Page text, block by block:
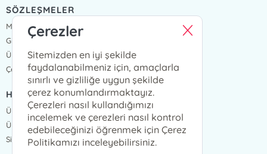
SÖZLEŞMELER
Mesafeli Satış Sözleşmesi
Gizlilik Sözleşmesi
Üyelik Sözleşmesi
Çerez Politikası
HIZLI ERİŞİM
Üye Ol
Üye Giriş
Sipariş Takip
Çerezler
Sitemizden en iyi şekilde
faydalanabilmeniz için, amaçlarla
sınırlı ve gizliliğe uygun şekilde
çerez konumlandırmaktayız.
Çerezleri nasıl kullandığımızı
incelemek ve çerezleri nasıl kontrol
edebileceğinizi öğrenmek için Çerez
Politikamızı inceleyebilirsiniz.